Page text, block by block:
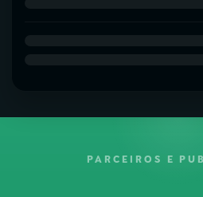
PARCEIROS E